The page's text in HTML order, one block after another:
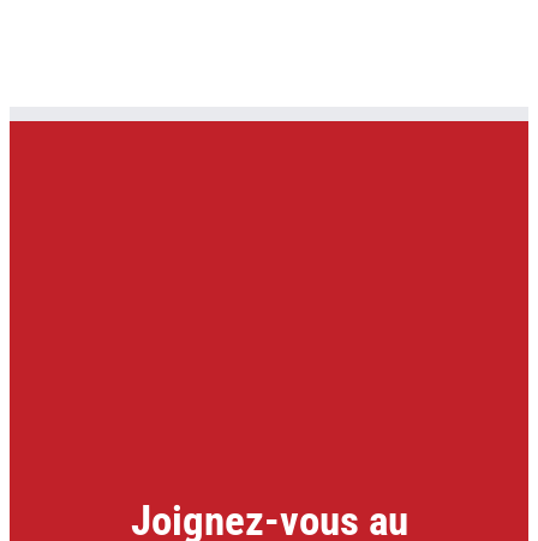
Joignez-vous au